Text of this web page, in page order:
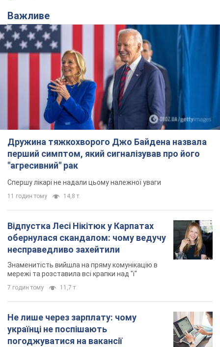
Важливе
Дружина тяжкохворого Джо Байдена назвала
перший симптом, який сигналізував про його
"агресивний" рак
Спершу лікарі не надали цьому належної уваги
11 годин тому 14,8 т.
Відпустка Лесі Нікітюк у Карпатах
обернулася скандалом: чому ведучу
несправедливо захейтили
Знаменитість вийшла на пряму комунікацію в
мережі та розставила всі крапки над "і"
7 годин тому 11,7 т.
Не лише через зарплату: чому
українці не поспішають
погоджуватися на вакансії